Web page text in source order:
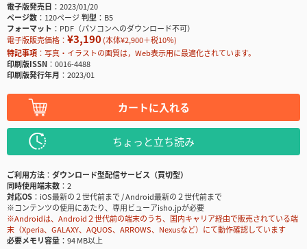
電子版発売日
2023/01/20
ページ数
120ページ判型
B5
フォーマット
PDF（パソコンへのダウンロード不可）
電子版販売価格： ¥3,190(本体¥2,900＋税10％)
特記事項
写真・イラストの画質は，Web表示用に最適化されています。
印刷版ISSN
0016-4488
印刷版発行年月
2023/01
カートに入れる
ちょっと立ち読み
ご利用方法
ダウンロード型配信サービス（買切型）
同時使用端末数
2
対応OS
iOS最新の２世代前まで / Android最新の２世代前まで
※コンテンツの使用にあたり、専用ビューアisho.jpが必要
※Androidは、Android２世代前の端末のうち、国内キャリア経由で販売されている端
末（Xperia、GALAXY、AQUOS、ARROWS、Nexusなど）にて動作確認しています
必要メモリ容量
94 MB以上